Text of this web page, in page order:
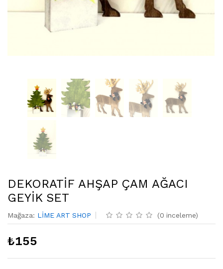
DEKORATİF AHŞAP ÇAM AĞACI
GEYİK SET
Mağaza: LİME ART SHOP (0 inceleme)
₺155